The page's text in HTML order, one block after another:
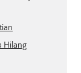
Hilang